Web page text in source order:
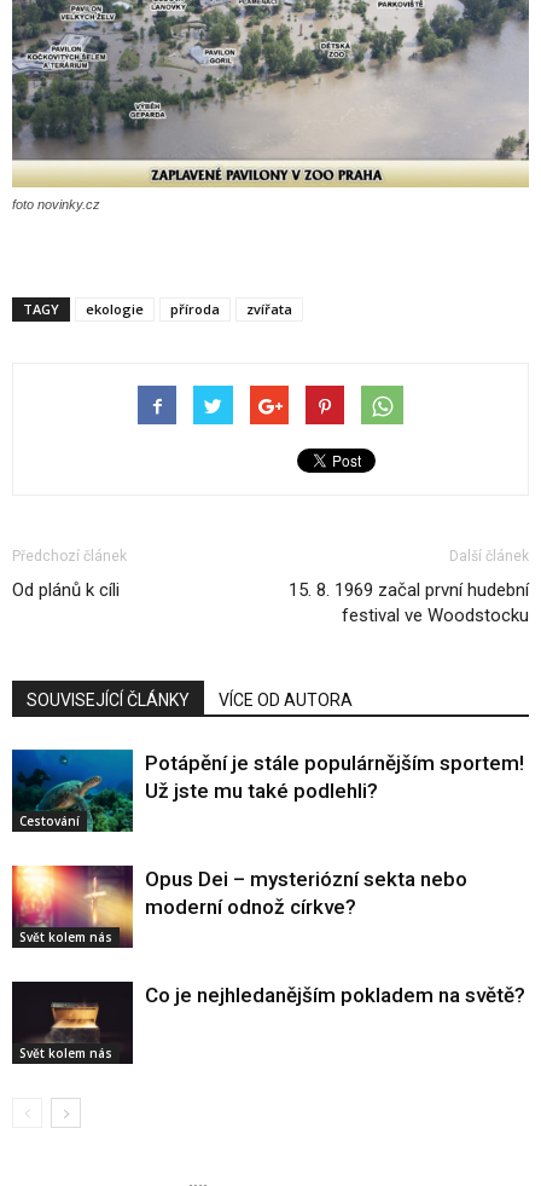
foto novinky.cz
TAGY ekologie příroda zvířata
Předchozí článek
Od plánů k cíli
Další článek
15. 8. 1969 začal první hudební
festival ve Woodstocku
SOUVISEJÍCÍ ČLÁNKY VÍCE OD AUTORA
Cestování
Potápění je stále populárnějším sportem!
Už jste mu také podlehli?
Svět kolem nás
Opus Dei – mysteriózní sekta nebo
moderní odnož církve?
Svět kolem nás
Co je nejhledanějším pokladem na světě?